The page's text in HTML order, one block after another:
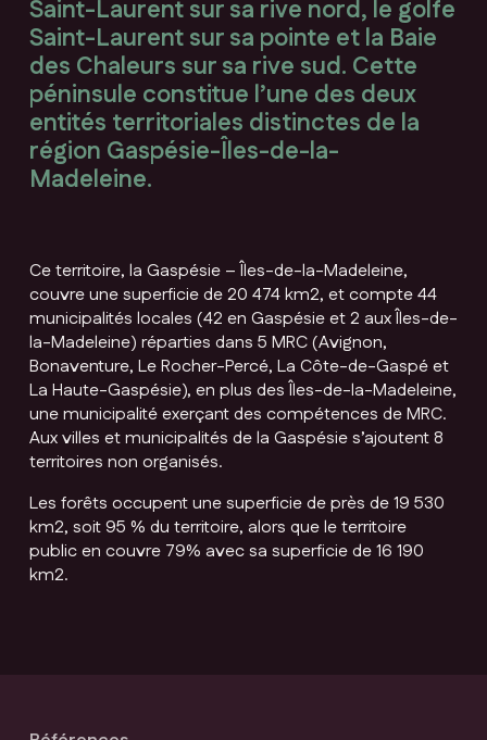
Saint-Laurent sur sa rive nord, le golfe
Saint-Laurent sur sa pointe et la Baie
des Chaleurs sur sa rive sud. Cette
péninsule constitue l’une des deux
entités territoriales distinctes de la
région Gaspésie-Îles-de-la-
Madeleine.
Ce territoire, la Gaspésie – Îles-de-la-Madeleine,
couvre une superficie de 20 474 km2, et compte 44
municipalités locales (42 en Gaspésie et 2 aux Îles-de-
la-Madeleine) réparties dans 5 MRC (Avignon,
Bonaventure, Le Rocher-Percé, La Côte-de-Gaspé et
La Haute-Gaspésie), en plus des Îles-de-la-Madeleine,
une municipalité exerçant des compétences de MRC.
Aux villes et municipalités de la Gaspésie s’ajoutent 8
territoires non organisés.
Les forêts occupent une superficie de près de 19 530
km2, soit 95 % du territoire, alors que le territoire
public en couvre 79% avec sa superficie de 16 190
km2.